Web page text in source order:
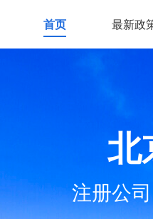
首页 最新政
北
注册公